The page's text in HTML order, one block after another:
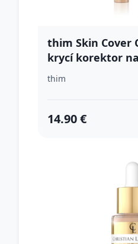
thim Skin Cover
krycí korektor
nedokonalostí
thim
14.90 €